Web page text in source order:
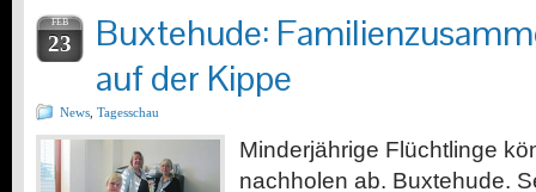
FEB
23
Buxtehude:
auf der Kippe
News Tagesschau
Minderjährige Flüchtlinge
nachholen ab. Buxtehude.